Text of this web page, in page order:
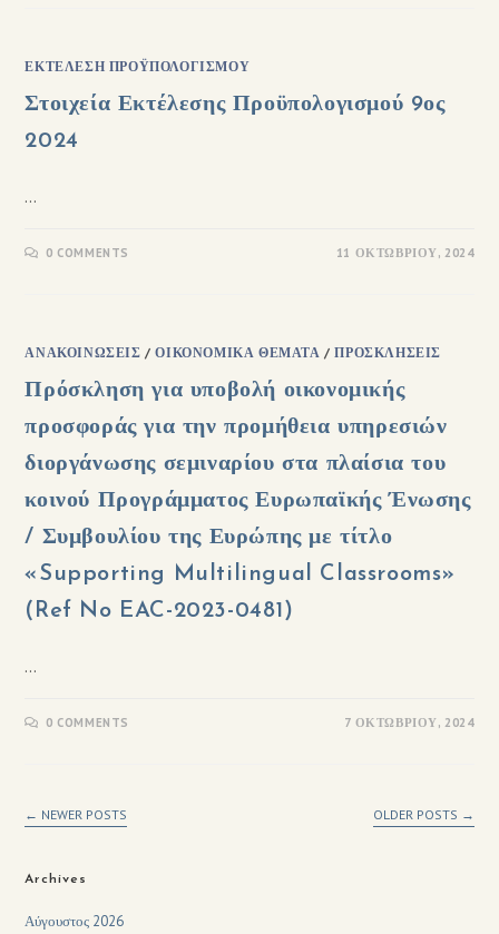
ΕΚΤΈΛΕΣΗ ΠΡΟΫΠΟΛΟΓΙΣΜΟΎ
Στοιχεία Εκτέλεσης Προϋπολογισμού 9ος
2024
…
0 COMMENTS 11 ΟΚΤΩΒΡΊΟΥ, 2024
ΑΝΑΚΟΙΝΏΣΕΙΣ /ΟΙΚΟΝΟΜΙΚΆ ΘΈΜΑΤΑ /ΠΡΟΣΚΛΉΣΕΙΣ
Πρόσκληση για υποβολή οικονομικής
προσφοράς για την προμήθεια υπηρεσιών
διοργάνωσης σεμιναρίου στα πλαίσια του
κοινού Προγράμματος Ευρωπαϊκής Ένωσης
/ Συμβουλίου της Ευρώπης με τίτλο
«Supporting Multilingual Classrooms»
(Ref No EAC-2023-0481)
…
0 COMMENTS 7 ΟΚΤΩΒΡΊΟΥ, 2024
← NEWER POSTS OLDER POSTS →
Archives
Αύγουστος 2026